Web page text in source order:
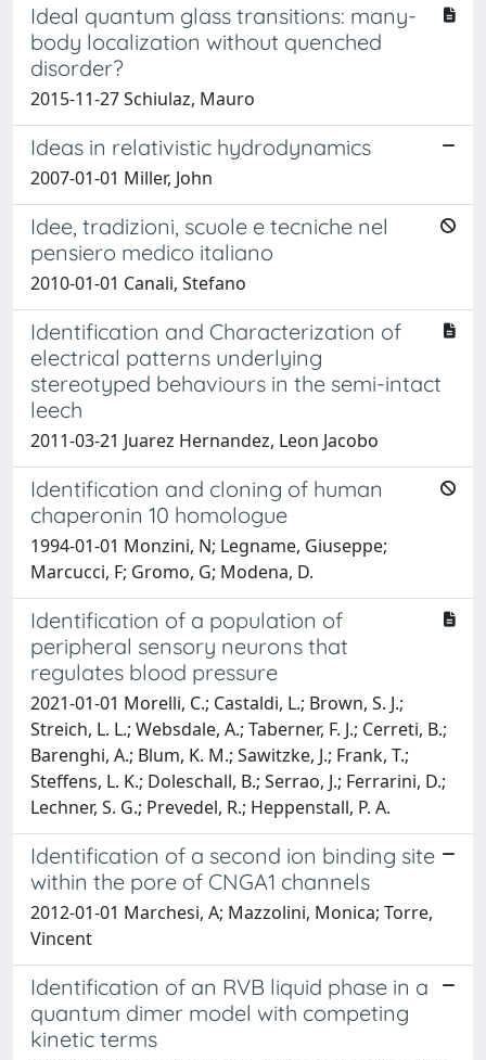
Ideal quantum glass transitions: many-
body localization without quenched
disorder?
2015-11-27 Schiulaz, Mauro
Ideas in relativistic hydrodynamics
2007-01-01 Miller, John
Idee, tradizioni, scuole e tecniche nel
pensiero medico italiano
2010-01-01 Canali, Stefano
Identification and Characterization of
electrical patterns underlying
stereotyped behaviours in the semi-intact
leech
2011-03-21 Juarez Hernandez, Leon Jacobo
Identification and cloning of human
chaperonin 10 homologue
1994-01-01 Monzini, N; Legname, Giuseppe;
Marcucci, F; Gromo, G; Modena, D.
Identification of a population of
peripheral sensory neurons that
regulates blood pressure
2021-01-01 Morelli, C.; Castaldi, L.; Brown, S. J.;
Streich, L. L.; Websdale, A.; Taberner, F. J.; Cerreti, B.;
Barenghi, A.; Blum, K. M.; Sawitzke, J.; Frank, T.;
Steffens, L. K.; Doleschall, B.; Serrao, J.; Ferrarini, D.;
Lechner, S. G.; Prevedel, R.; Heppenstall, P. A.
Identification of a second ion binding site
within the pore of CNGA1 channels
2012-01-01 Marchesi, A; Mazzolini, Monica; Torre,
Vincent
Identification of an RVB liquid phase in a
quantum dimer model with competing
kinetic terms